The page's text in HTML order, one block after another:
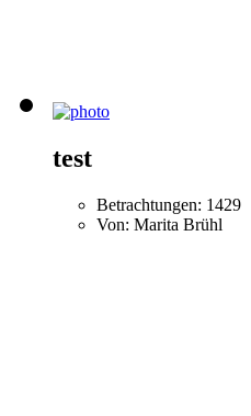
test
Betrachtungen: 1429
Von: Marita Brühl